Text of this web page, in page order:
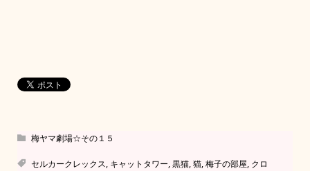
梅ヤマ劇場☆その１５
セルカークレックス, キャットタワー,黒猫,猫,梅子の部屋, クロ